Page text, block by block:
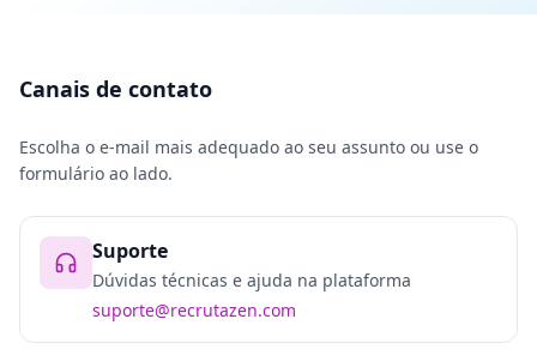
Canais de contato
Escolha o e-mail mais adequado ao seu assunto ou use o
formulário ao lado.
Suporte
Dúvidas técnicas e ajuda na plataforma
suporte@recrutazen.com